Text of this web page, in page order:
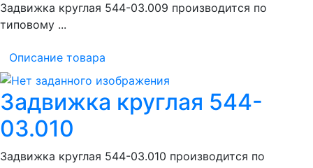
Задвижка круглая 544-03.009 производится по
типовому ...
Описание товара
Задвижка круглая 544-
03.010
Задвижка круглая 544-03.010 производится по